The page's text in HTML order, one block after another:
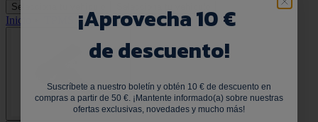
Selecciona tu vehículo
Inicio • Kit de sensores TPMS
¡Aprovecha 10 €
de descuento!
Suscríbete a nuestro boletín y obtén 10 € de descuento en
compras a partir de 50 €. ¡Mantente informado(a) sobre nuestras
ofertas exclusivas, novedades y mucho más!